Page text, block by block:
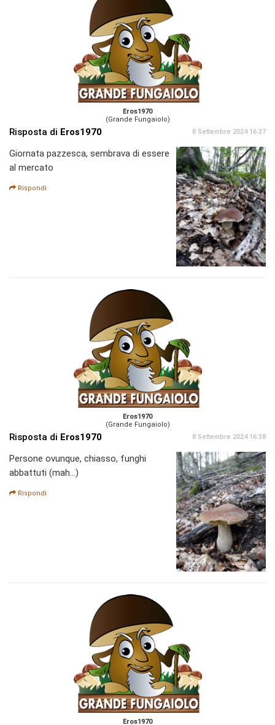
Eros1970
(Grande Fungaiolo)
Risposta di Eros1970 8 Settembre 2024 16:37
Giornata pazzesca, sembrava di essere
al mercato
Rispondi
Eros1970
(Grande Fungaiolo)
Risposta di Eros1970 8 Settembre 2024 16:38
Persone ovunque, chiasso, funghi
abbattuti (mah...)
Rispondi
Eros1970